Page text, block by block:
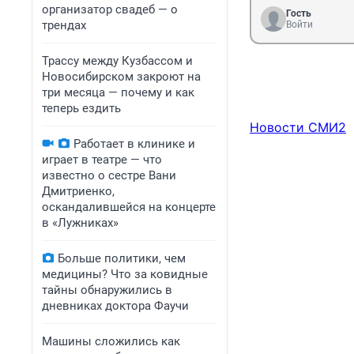
организатор свадеб — о
трендах
Трассу между Кузбассом и
Новосибирском закроют на
три месяца — почему и как
теперь ездить
Работает в клинике и
играет в театре — что
известно о сестре Вани
Дмитриенко,
оскандалившейся на концерте
в «Лужниках»
Больше политики, чем
медицины? Что за ковидные
тайны обнаружились в
дневниках доктора Фаучи
Машины сложились как
Гость
Войти
Новости СМИ2